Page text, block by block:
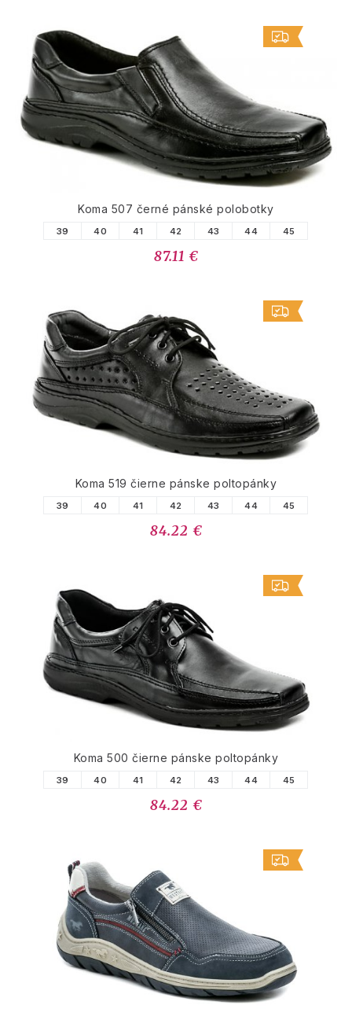
Koma 507 černé pánské polobotky
39 40 41 42 43 44 45
87.11 €
Koma 519 čierne pánske poltopánky
39 40 41 42 43 44 45
84.22 €
Koma 500 čierne pánske poltopánky
39 40 41 42 43 44 45
84.22 €